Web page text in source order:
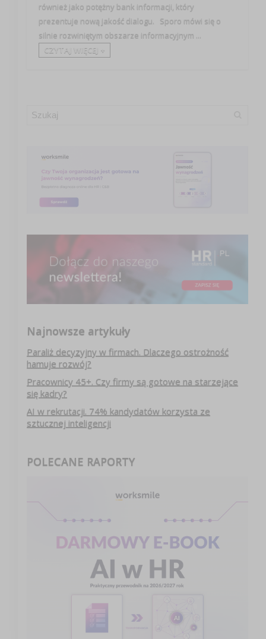
również jako potężny bank informacji, który
prezentuje nową jakość dialogu. Sporo mówi się o
silnie rozwiniętym obszarze informacyjnym ...
CZYTAJ WIĘCEJ +
Najnowsze artykuły
Paraliż decyzyjny w firmach. Dlaczego ostrożność
hamuje rozwój?
Pracownicy 45+. Czy firmy są gotowe na starzejące
się kadry?
AI w rekrutacji. 74% kandydatów korzysta ze
sztucznej inteligencji
POLECANE RAPORTY